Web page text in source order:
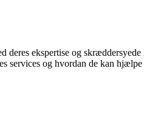
ekspertise og skræddersyede
services og hvordan de kan